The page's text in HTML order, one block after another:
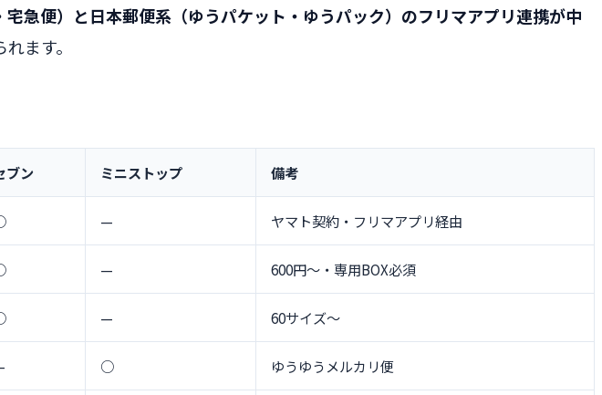
急便）と日本郵便系（ゆうパケット・ゆうパック）のフリマアプリ連携が中
ます。
ブン ミニストップ 備考
— ヤマト契約・フリマアプリ経由
— 600円〜・専用BOX必須
— 60サイズ〜
○ ゆうゆうメルカリ便